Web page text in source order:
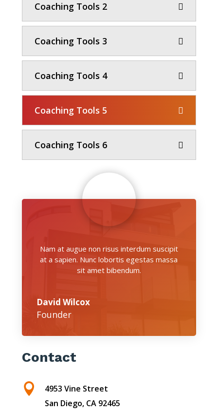
Coaching Tools 2
Coaching Tools 3
Coaching Tools 4
Coaching Tools 5
Coaching Tools 6
Nam at augue non risus interdum suscipit
at a sapien. Nunc lobortis egestas massa
sit amet bibendum.
David Wilcox
Founder
Contact

4953 Vine Street
San Diego, CA 92465